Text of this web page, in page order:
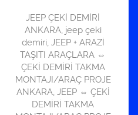
JEEP ÇEKİ DEMİRİ
ANKARA, jeep çeki
demiri, JEEP + ARAZİ
TAŞITI ARAÇLARA ⇔
ÇEKİ DEMİRİ TAKMA
MONTAJI/ARAÇ PROJE
ANKARA, JEEP ⇔ ÇEKİ
DEMİRİ TAKMA